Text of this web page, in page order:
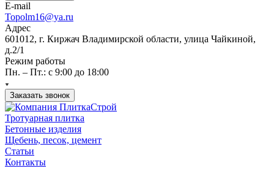
E-mail
Topolm16@ya.ru
Адрес
601012, г. Киржач Владимирской области, улица Чайкиной,
д.2/1
Режим работы
Пн. – Пт.: с 9:00 до 18:00
Заказать звонок
Тротуарная плитка
Бетонные изделия
Щебень, песок, цемент
Статьи
Контакты